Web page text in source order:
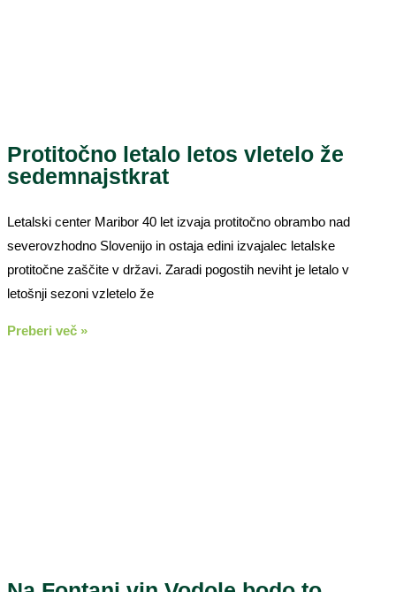
Protitočno letalo letos vletelo že
sedemnajstkrat
Letalski center Maribor 40 let izvaja protitočno obrambo nad
severovzhodno Slovenijo in ostaja edini izvajalec letalske
protitočne zaščite v državi. Zaradi pogostih neviht je letalo v
letošnji sezoni vzletelo že
Preberi več »